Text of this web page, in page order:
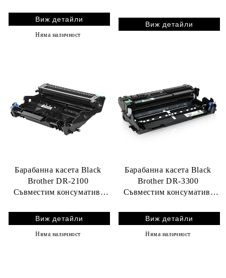
Виж детайли
Няма наличност
Виж детайли
Барабанна касета Black
Brother DR-2100
Съвместим консуматив,
стр.
Виж детайли
Няма наличност
Барабанна касета Black
Brother DR-3300
Съвместим консуматив,
стр.
Виж детайли
Няма наличност